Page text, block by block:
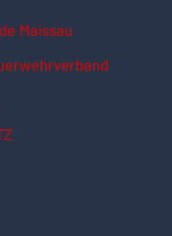
Maissau